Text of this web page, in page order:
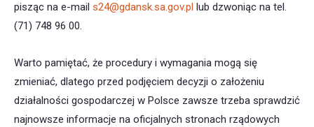
pisząc na e-mail s24@gdansk.sa.gov.pl
lub dzwoniąc na tel.
(71) 748 96 00.
Warto pamiętać, że procedury i wymagania mogą się
zmieniać, dlatego przed podjęciem decyzji o założeniu
działalności gospodarczej w Polsce zawsze trzeba sprawdzić
najnowsze informacje na oficjalnych stronach rządowych